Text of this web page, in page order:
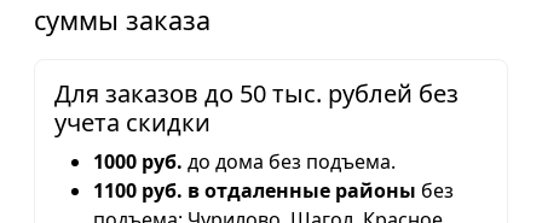
суммы заказа
Для заказов до 50 тыс. рублей без
учета скидки
1000 руб. до дома без подъема.
1100 руб. в отдаленные районы без